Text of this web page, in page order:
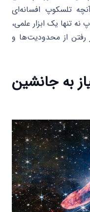
تلسکوپ افسانه‌ای
تنها یک ابزار علمی،
رفتن از محدودیت‌ها و
به جانشین